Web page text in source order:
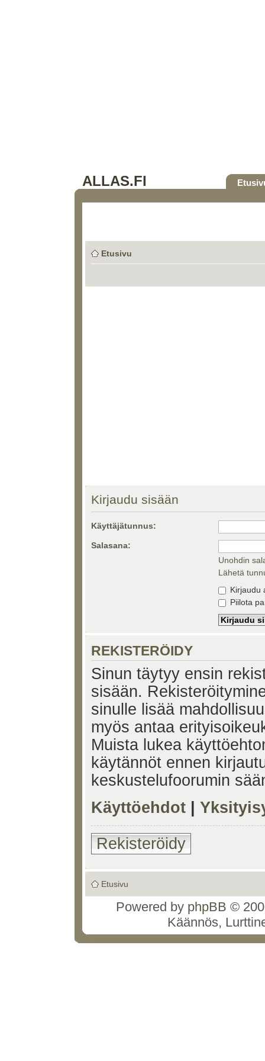
ALLAS.FI
Etusivu
Kirjaudu sisään
Käyttäjätunnus:
Salasana:
Unohdin
Lähetä
Kirjaudu
Piilota
REKISTERÖIDY
Sinun täytyy ensin
sisään.
sinulle lisää
myös antaa
Muista lukea
käytännöt ennen
keskustelufoorumin
Käyttöehdot
Rekisteröidy
Etusivu
Powered by phpBB ©
Käännös,